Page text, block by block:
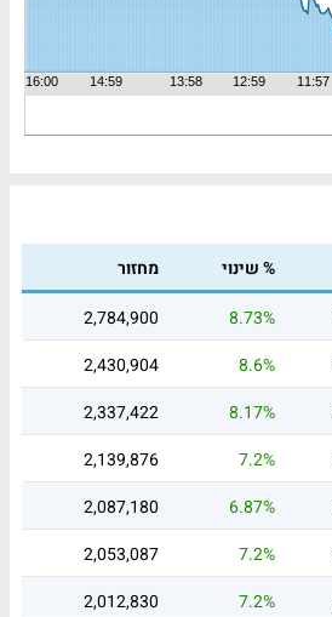
% שינוי
מחזור
8.73%
2,784,900
8.6%
2,430,904
8.17%
2,337,422
7.2%
2,139,876
6.87%
2,087,180
7.2%
2,053,087
7.2%
2,012,830